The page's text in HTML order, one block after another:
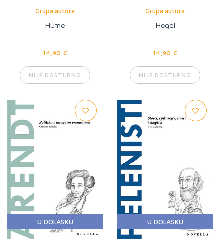
Grupa autora
Hume
14,90 €
NIJE DOSTUPNO
Grupa autora
Hegel
14,90 €
NIJE DOSTUPNO
U DOLASKU U DOLASKU